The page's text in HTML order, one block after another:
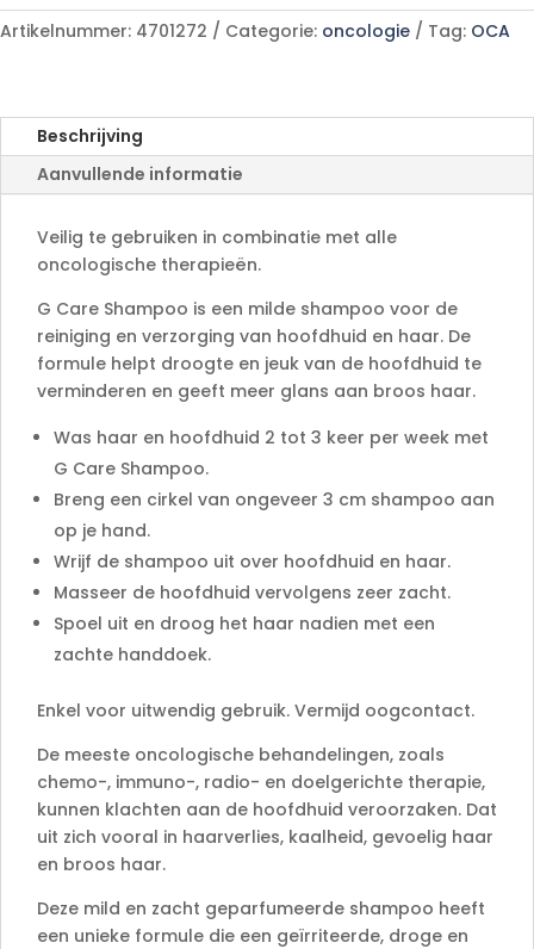
l
t
n
a
Artikelnummer: 4701272 Categorie: oncologie Tag: OCA
Beschrijving
Aanvullende informatie
Veilig te gebruiken in combinatie met alle
oncologische therapieën.
G Care Shampoo is een milde shampoo voor de
reiniging en verzorging van hoofdhuid en haar. De
formule helpt droogte en jeuk van de hoofdhuid te
verminderen en geeft meer glans aan broos haar.
Was haar en hoofdhuid 2 tot 3 keer per week met
G Care Shampoo.
Breng een cirkel van ongeveer 3 cm shampoo aan
op je hand.
Wrijf de shampoo uit over hoofdhuid en haar.
Masseer de hoofdhuid vervolgens zeer zacht.
Spoel uit en droog het haar nadien met een
zachte handdoek.
Enkel voor uitwendig gebruik. Vermijd oogcontact.
De meeste oncologische behandelingen, zoals
chemo-, immuno-, radio- en doelgerichte therapie,
kunnen klachten aan de hoofdhuid veroorzaken. Dat
uit zich vooral in haarverlies, kaalheid, gevoelig haar
en broos haar.
Deze mild en zacht geparfumeerde shampoo heeft
een unieke formule die een geïrriteerde, droge en